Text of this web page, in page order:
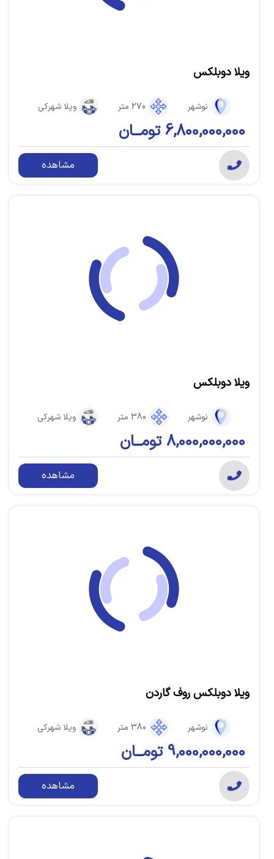
ویلا دوبلکس
نوشهر 270 متر ویلا شهرکی
6,800,000,000 تومــان
مشاهده
ویلا دوبلکس
نوشهر 380 متر ویلا شهرکی
8,000,000,000 تومــان
مشاهده
ویلا دوبلکس روف گاردن
نوشهر 380 متر ویلا شهرکی
9,000,000,000 تومــان
مشاهده